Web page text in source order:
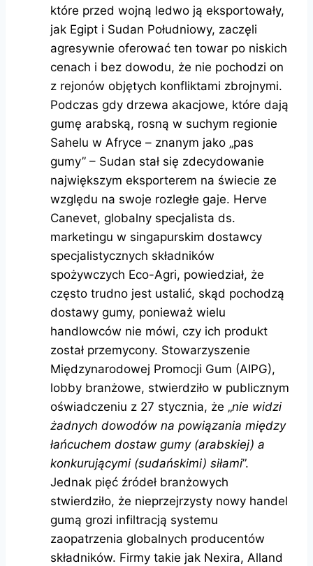
które przed wojną ledwo ją eksportowały,
jak Egipt i Sudan Południowy, zaczęli
agresywnie oferować ten towar po niskich
cenach i bez dowodu, że nie pochodzi on
z rejonów objętych konfliktami zbrojnymi.
Podczas gdy drzewa akacjowe, które dają
gumę arabską, rosną w suchym regionie
Sahelu w Afryce – znanym jako „pas
gumy” – Sudan stał się zdecydowanie
największym eksporterem na świecie ze
względu na swoje rozległe gaje. Herve
Canevet, globalny specjalista ds.
marketingu w singapurskim dostawcy
specjalistycznych składników
spożywczych Eco-Agri, powiedział, że
często trudno jest ustalić, skąd pochodzą
dostawy gumy, ponieważ wielu
handlowców nie mówi, czy ich produkt
został przemycony. Stowarzyszenie
Międzynarodowej Promocji Gum (AIPG),
lobby branżowe, stwierdziło w publicznym
oświadczeniu z 27 stycznia, że ​​„nie widzi
żadnych dowodów na powiązania między
łańcuchem dostaw gumy (arabskiej) a
konkurującymi (sudańskimi) siłami”.
Jednak pięć źródeł branżowych
stwierdziło, że nieprzejrzysty nowy handel
gumą grozi infiltracją systemu
zaopatrzenia globalnych producentów
składników. Firmy takie jak Nexira, Alland